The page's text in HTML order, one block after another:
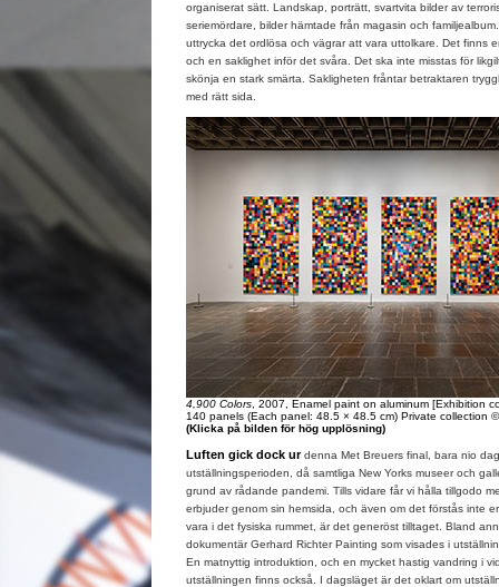
organiserat sätt. Landskap, porträtt, svartvita bilder av
seriemördare, bilder hämtade från magasin och
uttrycka det ordlösa och vägrar att vara uttolkare. Det finns
och en saklighet inför det svåra. Det ska inte misstas för
skönja en stark smärta. Sakligheten fråntar betraktaren
med rätt sida.
4,900 Colors, 2007, Enamel paint on aluminum [Exhibition
140 panels (Each panel: 48.5 × 48.5 cm) Private collection
(Klicka på bilden för hög upplösning)
Luften gick dock urdenna Met Breuers final, bara nio
utställningsperioden, då samtliga New Yorks museer och
grund av rådande pandemi. Tills vidare får vi hålla tillgodo
erbjuder genom sin hemsida, och även om det förstås inte
vara i det fysiska rummet, är det generöst tilltaget. Bland
dokumentär Gerhard Richter Painting som visades i
En matnyttig introduktion, och en mycket hastig vandring i
utställningen finns också. I dagsläget är det oklart om